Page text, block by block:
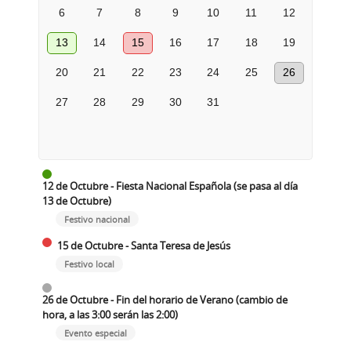
6 7 8 9 10 11 12
13 14 15 16 17 18 19
20 21 22 23 24 25 26
27 28 29 30 31
12 de Octubre - Fiesta Nacional Española (se pasa al día
13 de Octubre)
Festivo nacional
15 de Octubre - Santa Teresa de Jesús
Festivo local
26 de Octubre - Fin del horario de Verano (cambio de
hora, a las 3:00 serán las 2:00)
Evento especial